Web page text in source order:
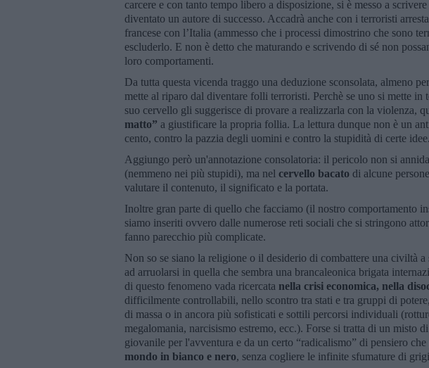
carcere e con tanto tempo libero a disposizione, si è messo a
diventato un autore di successo. Accadrà anche con i terroristi
francese con l’Italia (ammesso che i processi dimostrino che sono
escluderlo. E non è detto che maturando e scrivendo di sé non
loro comportamenti.
Da tutta questa vicenda traggo una deduzione sconsolata, almeno
mette al riparo dal diventare folli terroristi. Perchè se uno si mette in
suo cervello gli suggerisce di provare a realizzarla con la violenza,
matto” a giustificare la propria follia. La lettura dunque non è un
cento, contro la pazzia degli uomini e contro la stupidità di certe idee.
Aggiungo però un'annotazione consolatoria: il pericolo non si
(nemmeno nei più stupidi), ma nel cervello bacato di alcune
valutare il contenuto, il significato e la portata.
Inoltre gran parte di quello che facciamo (il nostro comportamento
siamo inseriti ovvero dalle numerose reti sociali che si stringono
fanno parecchio più complicate.
Non so se siano la religione o il desiderio di combattere una civiltà
ad arruolarsi in quella che sembra una brancaleonica brigata
di questo fenomeno vada ricercata nella crisi economica, nella
difficilmente controllabili, nello scontro tra stati e tra gruppi di
di massa o in ancora più sofisticati e sottili percorsi individuali
megalomania, narcisismo estremo, ecc.). Forse si tratta di un misto
giovanile per l'avventura e da un certo “radicalismo” di pensiero
mondo in bianco e nero, senza cogliere le infinite sfumature di